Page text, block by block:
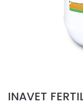
INAVET